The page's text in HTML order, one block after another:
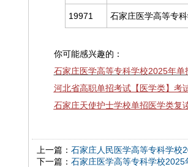
19971 石家庄医学高等专
你可能感兴趣的：
石家庄医学高等专科学校2025年
河北省高职单招考试【医学类】考
石家庄天使护士学校单招医学类复
上一篇： 石家庄人民医学高等专科学校
下一篇： 石家庄医学高等专科学校